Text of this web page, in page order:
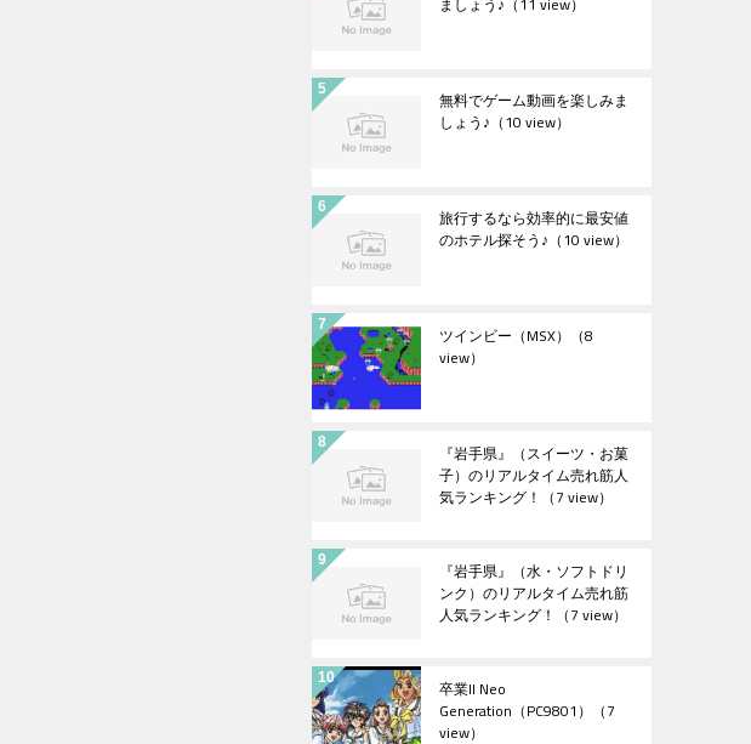
無料でゲーム動画を楽しみま
しょう♪ （10 view）
旅行するなら効率的に最安値
のホテル探そう♪ （10 view）
ツインビー（MSX） （8
view）
『岩手県』（スイーツ・お菓
子）のリアルタイム売れ筋人
気ランキング！ （7 view）
『岩手県』（水・ソフトドリ
ンク）のリアルタイム売れ筋
人気ランキング！ （7 view）
卒業II Neo
Generation（PC9801） （7
view）